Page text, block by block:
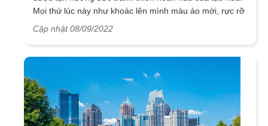
Mọi thứ lúc này như khoác lên mình màu áo mới, rực rỡ
và không kém phần nên thơ.
Cập nhật 08/09/2022